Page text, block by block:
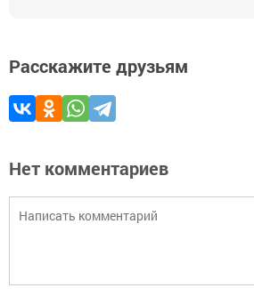
Расскажите друзьям
Нет комментариев